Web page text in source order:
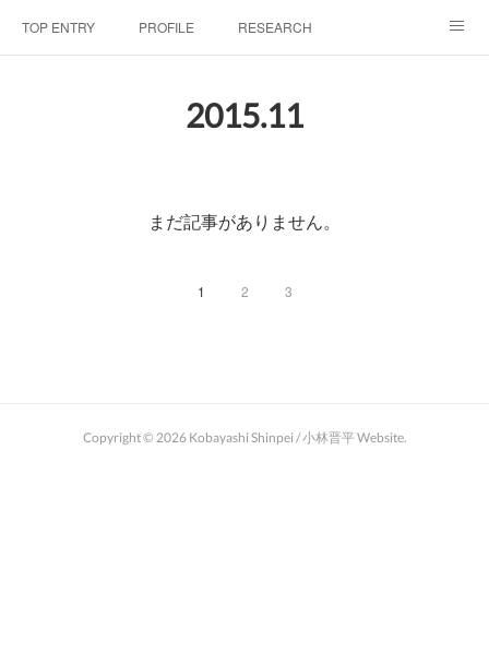
TOP ENTRY PROFILE RESEARCH
MEDIA LINKS
2015.11
まだ記事がありません。
1 2 3
Copyright © 2026 Kobayashi Shinpei / 小林晋平 Website.